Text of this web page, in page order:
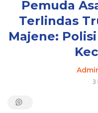
Pemuda
Terlindas
Majene:
3